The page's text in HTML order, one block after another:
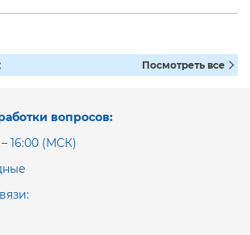
Посмотреть все
вопросов:
16:00 (МСК)